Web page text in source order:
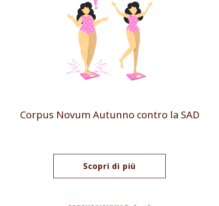
Corpus Novum Autunno contro la SAD
Scopri di più